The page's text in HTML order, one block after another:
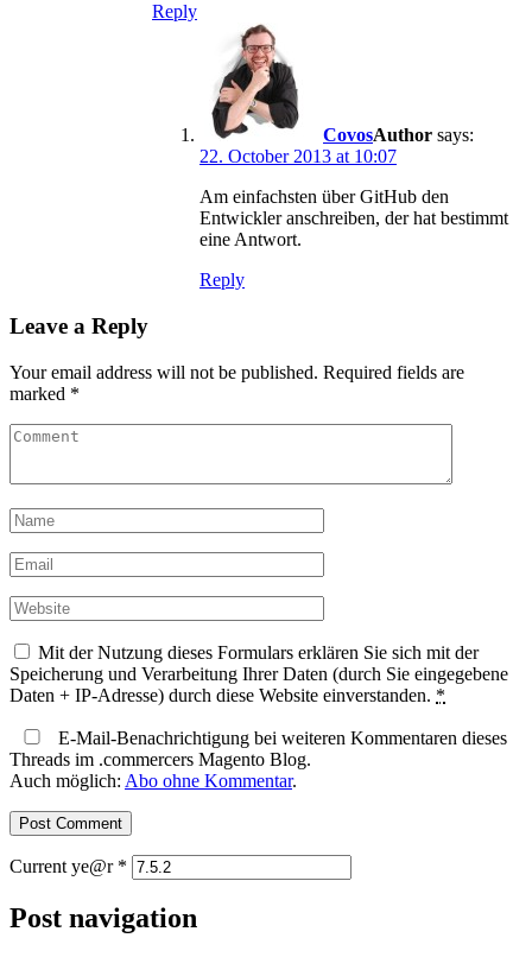
Reply
Covos
says:
22. October 2013 at 10:07
Am einfachsten über GitHub den
Entwickler anschreiben, der hat bestimmt
eine Antwort.
Reply
Leave a Reply
Your email address will not be published. Required fields are
marked *
Mit der Nutzung dieses Formulars erklären Sie sich mit der
Speicherung und Verarbeitung Ihrer Daten (durch Sie eingegebene
Daten + IP-Adresse) durch diese Website einverstanden. *
E-Mail-Benachrichtigung bei weiteren Kommentaren dieses
Threads im .commercers Magento Blog.
Auch möglich: Abo ohne Kommentar.
Current ye@r *
Post navigation